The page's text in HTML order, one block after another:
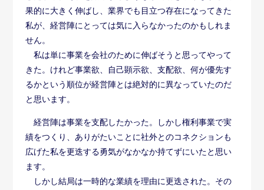
果的に大きく伸ばし、業界でも目立つ存在になってきた
私が、経営陣にとっては気に入らなかったのかもしれま
せん。
私は単に事業を会社のために伸ばそうと思ってやって
きた。けれど事業欲、自己顕示欲、支配欲、何が優先す
るかという順位が経営陣とは絶対的に異なっていたのだ
と思います。
経営陣は事業を支配したかった。しかし権利事業で実
績をつくり、ありがたいことに社外とのコネクションも
広げた私を更迭する勇気がなかなか持てずにいたと思い
ます。
しかし結局は一時的な業績を理由に更迭された。その